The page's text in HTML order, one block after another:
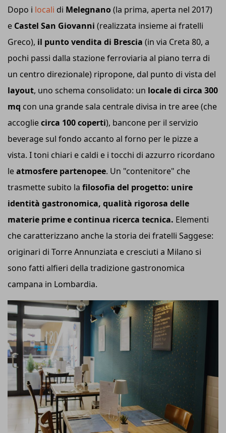
Dopo i locali di Melegnano(la prima, aperta nel 2017)
e Castel San Giovanni (realizzata insieme ai fratelli
Greco), il punto vendita di Brescia (in via Creta 80, a
pochi passi dalla stazione ferroviaria al piano terra di
un centro direzionale) ripropone, dal punto di vista del
layout, uno schema consolidato: un locale di circa 300
mq con una grande sala centrale divisa in tre aree (che
accogliecirca 100 coperti), bancone per il servizio
beverage sul fondo accanto al forno per le pizze a
vista. I toni chiari e caldi e i tocchi di azzurro ricordano
leatmosfere partenopee. Un "contenitore" che
trasmette subito la filosofia del progetto: unire
identità gastronomica, qualità rigorosa delle
materie prime e continua ricerca tecnica. Elementi
che caratterizzano anche la storia dei fratelli Saggese:
originari di Torre Annunziata e cresciuti a Milano si
sono fatti alfieri della tradizione gastronomica
campana in Lombardia.